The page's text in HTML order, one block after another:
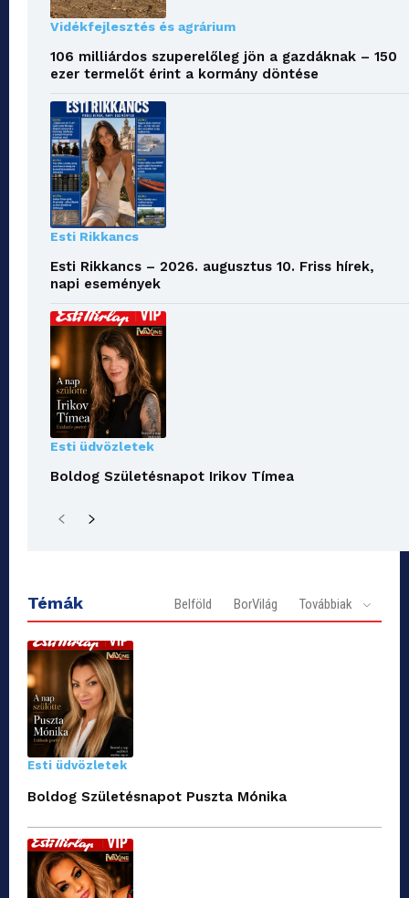
Vidékfejlesztés és agrárium
106 milliárdos szuperelőleg jön a gazdáknak – 150
ezer termelőt érint a kormány döntése
Esti Rikkancs
Esti Rikkancs – 2026. augusztus 10. Friss hírek,
napi események
Esti üdvözletek
Boldog Születésnapot Irikov Tímea
Témák Belföld BorVilág Továbbiak
Esti üdvözletek
Boldog Születésnapot Puszta Mónika